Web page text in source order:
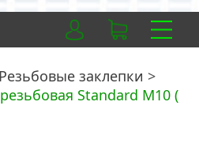
Резьбовые заклепки
Standard M10 (